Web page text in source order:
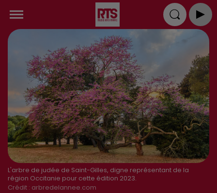
L'arbre de judée de Saint-Gilles, digne représentant de la
région Occitanie pour cette édition 2023.
Crédit : arbredelannee.com